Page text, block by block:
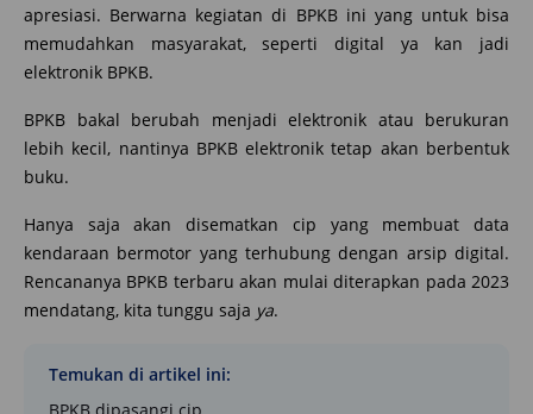
apresiasi. Berwarna kegiatan di BPKB ini yang untuk bisa
memudahkan masyarakat, seperti digital ya kan jadi
elektronik BPKB.
BPKB bakal berubah menjadi elektronik atau berukuran
lebih kecil, nantinya BPKB elektronik tetap akan berbentuk
buku.
Hanya saja akan disematkan cip yang membuat data
kendaraan bermotor yang terhubung dengan arsip digital.
Rencananya BPKB terbaru akan mulai diterapkan pada 2023
mendatang, kita tunggu saja ya.
Temukan di artikel ini: